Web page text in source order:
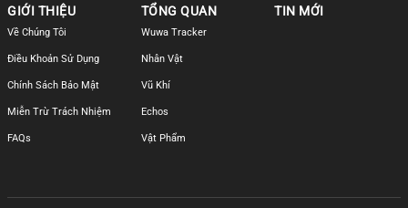
GIỚI THIỆU
Về Chúng Tôi
Điều Khoản Sử Dụng
Chính Sách Bảo Mật
Miễn Trừ Trách Nhiệm
FAQs
TỔNG QUAN
Wuwa Tracker
Nhân Vật
Vũ Khí
Echos
Vật Phẩm
TIN MỚI